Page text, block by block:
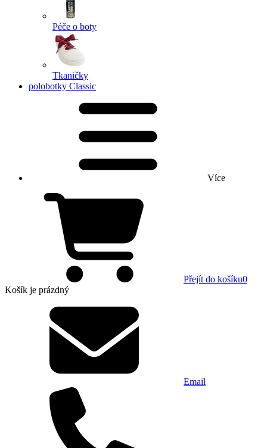
Péče o boty
Tkaničky
polobotky Classic
Více
Přejít do košíku0
Košík je prázdný
Email